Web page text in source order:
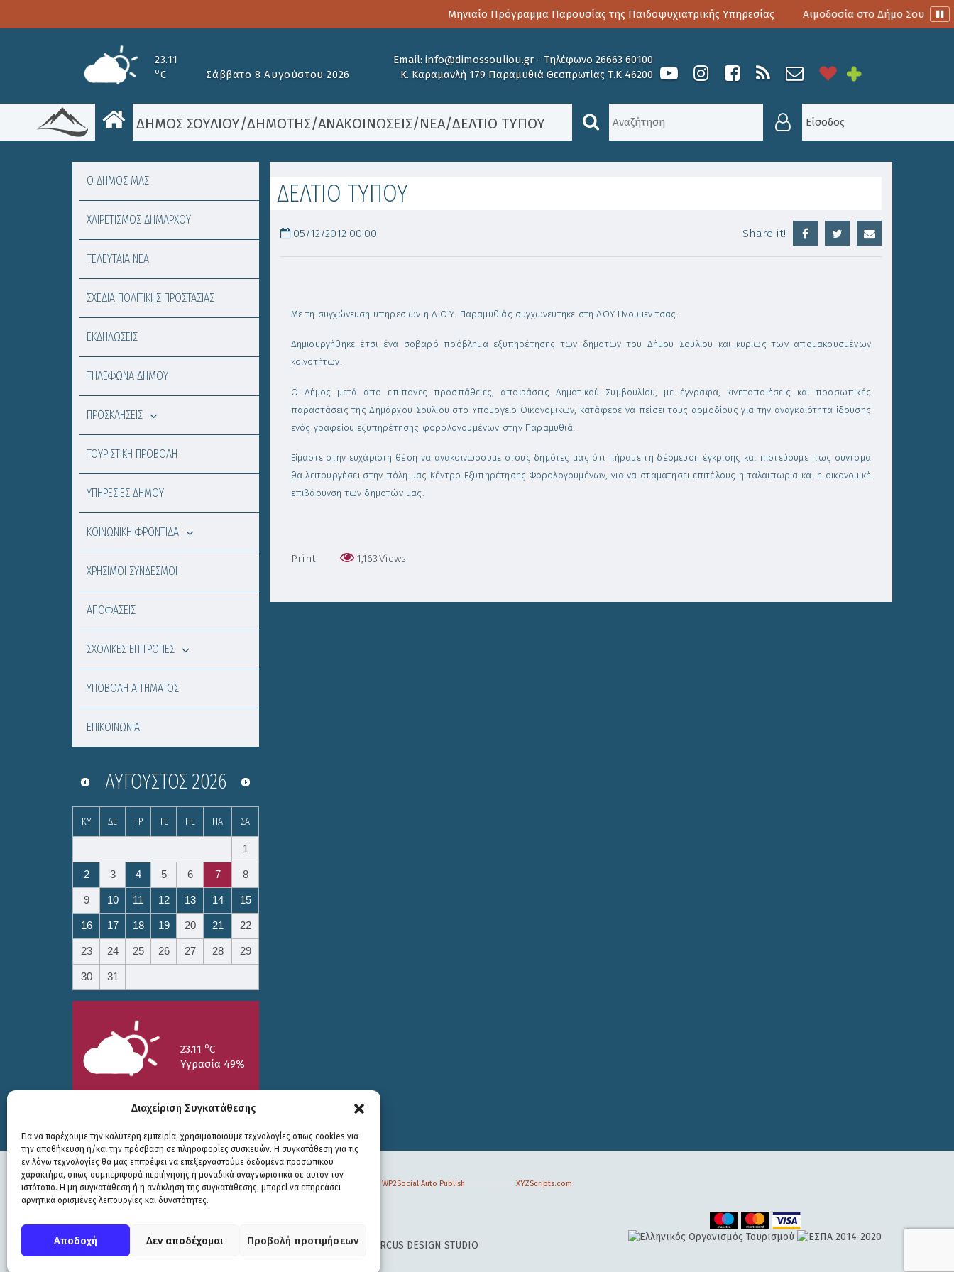
Διαχείριση Συγκατάθεσης
Για να παρέχουμε την καλύτερη εμπειρία, χρησιμοποιούμε τεχνολογίες όπως cookies για
την αποθήκευση ή/και την πρόσβαση σε πληροφορίες συσκευών. Η συγκατάθεση για τις
εν λόγω τεχνολογίες θα μας επιτρέψει να επεξεργαστούμε δεδομένα προσωπικού
χαρακτήρα, όπως συμπεριφορά περιήγησης ή μοναδικά αναγνωριστικά σε αυτόν τον
ιστότοπο. Η μη συγκατάθεση ή η ανάκληση της συγκατάθεσης, μπορεί να επηρεάσει
αρνητικά ορισμένες λειτουργίες και δυνατότητες.
Αποδοχή Δεν αποδέχομαι Προβολή προτιμήσεων
Μηνιαίο Πρόγραμμα Παρουσίας της Παιδοψυχιατρικής Υπηρεσίας Αιμοδοσία στο Δήμο Σουλίου
23.11
oC Σάββατο 8 Αυγούστου 2026
Email: info@dimossouliou.gr - Τηλέφωνο 26663 60100
Κ. Καραμανλή 179 Παραμυθιά Θεσπρωτίας Τ.Κ 46200
ΔΗΜΟΣ ΣΟΥΛΙΟΥ/ΔΗΜΟΤΗΣ/ΑΝΑΚΟΙΝΏΣΕΙΣ/ΝΈΑ/ΔΕΛΤΙΟ ΤΥΠΟΥ Είσοδος
ΔΕΛΤΙΟ ΤΥΠΟΥ
05/12/2012 00:00 Share it!
Με τη συγχώνευση υπηρεσιών η Δ.Ο.Υ. Παραμυθιάς συγχωνεύτηκε στη ΔΟΥ Ηγουμενίτσας.
Δημιουργήθηκε έτσι ένα σοβαρό πρόβλημα εξυπηρέτησης των δημοτών του Δήμου Σουλίου και κυρίως των απομακρυσμένων
κοινοτήτων.
Ο Δήμος μετά απο επίπονες προσπάθειες, αποφάσεις Δημοτικού Συμβουλίου, με έγγραφα, κινητοποιήσεις και προσωπικές
παραστάσεις της Δημάρχου Σουλίου στο Υπουργείο Οικονομικών, κατάφερε να πείσει τους αρμοδίους για την αναγκαιότητα ίδρυσης
ενός γραφείου εξυπηρέτησης φορολογουμένων στην Παραμυθιά.
Είμαστε στην ευχάριστη θέση να ανακοινώσουμε στους δημότες μας ότι πήραμε τη δέσμευση έγκρισης και πιστεύουμε πως σύντομα
θα λειτουργήσει στην πόλη μας Κέντρο Εξυπηρέτησης Φορολογουμένων, για να σταματήσει επιτέλους η ταλαιπωρία και η οικονομική
επιβάρυνση των δημοτών μας.
Print 1,163Views
Ο ΔΗΜΟΣ ΜΑΣ
ΧΑΙΡΕΤΙΣΜΟΣ ΔΗΜΑΡΧΟΥ
ΤΕΛΕΥΤΑΙΑ ΝΕΑ
ΣΧΕΔΙΑ ΠΟΛΙΤΙΚΗΣ ΠΡΟΣΤΑΣΙΑΣ
ΕΚΔΗΛΩΣΕΙΣ
ΤΗΛΕΦΩΝΑ ΔΗΜΟΥ
ΠΡΟΣΚΛΗΣΕΙΣ
ΤΟΥΡΙΣΤΙΚΗ ΠΡΟΒΟΛΗ
ΥΠΗΡΕΣΙΕΣ ΔΗΜΟΥ
ΚΟΙΝΩΝΙΚΗ ΦΡΟΝΤΙΔΑ
ΧΡΗΣΙΜΟΙ ΣΥΝΔΕΣΜΟΙ
ΑΠΟΦΑΣΕΙΣ
ΣΧΟΛΙΚΕΣ ΕΠΙΤΡΟΠΕΣ
ΥΠΟΒΟΛΗ ΑΙΤΗΜΑΤΟΣ
ΕΠΙΚΟΙΝΩΝΙΑ
ΑΎΓΟΥΣΤΟΣ 2026
ΚΥ ΔΕ ΤΡ ΤΕ ΠΕ ΠΑ ΣΑ
1
2 3 4 5 6 7 8
9 10 11 12 13 14 15
16 17 18 19 20 21 22
23 24 25 26 27 28 29
30 31
23.11 oC
Υγρασία 49%
25/7
15.73oC
26/7
17.99oC
27/7
20.94oC
© COPYRIGHT ΔΗΜΟΣ ΣΟΥΛΙΟΥ 2026
WEB DEVELOPMENT BYΕΓΚΡΙΤΟΣ GROUP| GRAPHICS DESIGN BY CIRCUS DESIGN STUDIO
WP2Social Auto Publish XYZScripts.com